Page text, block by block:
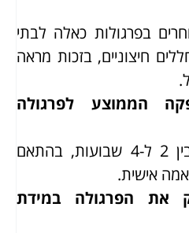
בפרגולות כאלה לבתי
חיצוניים, בזכות מראה
הממוצע לפרגולה
זמן האספקה נע בין 2 ל-4 שבועות, בהתאם
אישית.
את הפרגולה במידת